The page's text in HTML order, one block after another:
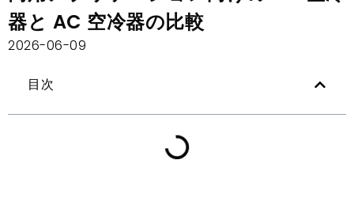
器と AC 空冷器の比較
2026-06-09
目次